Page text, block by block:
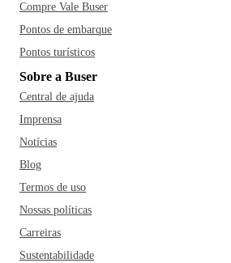
Compre Vale Buser
Pontos de embarque
Pontos turísticos
Sobre a Buser
Central de ajuda
Imprensa
Notícias
Blog
Termos de uso
Nossas políticas
Carreiras
Sustentabilidade